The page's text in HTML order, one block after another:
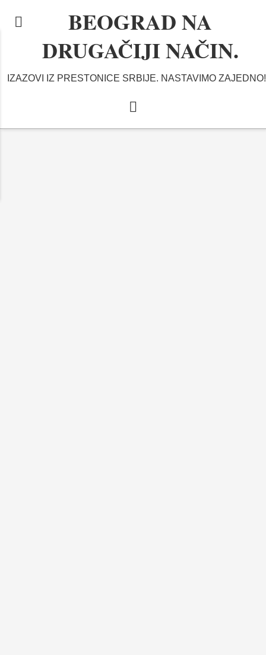
BEOGRAD NA
DRUGAČIJI NAČIN.
IZAZOVI IZ PRESTONICE SRBIJE. NASTAVIMO ZAJEDNO!